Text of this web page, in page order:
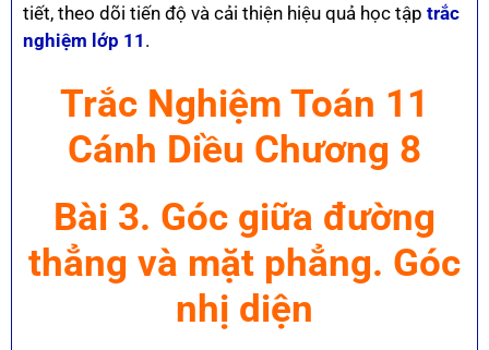
tiết, theo dõi tiến độ và cải thiện hiệu quả học tập trắc
nghiệm lớp 11 .
Trắc Nghiệm Toán 11
Cánh Diều Chương 8
Bài 3. Góc giữa đường
thẳng và mặt phẳng. Góc
nhị diện